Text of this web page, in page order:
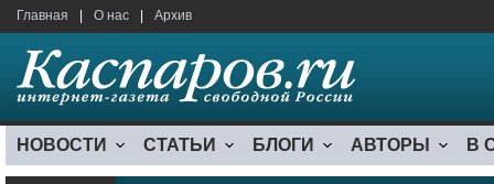
Главная О нас Архив
НОВОСТИ СТАТЬИ БЛОГИ АВТОРЫ В